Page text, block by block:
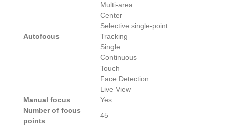
Autofocus
Multi-area
Center
Selective single-point
Tracking
Single
Continuous
Touch
Face Detection
Live View
Manual focus
Yes
Number of focus
points
45